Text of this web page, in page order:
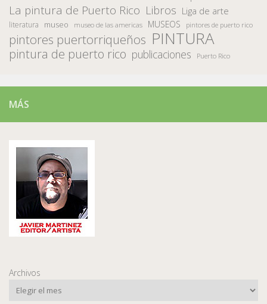
La pintura de Puerto Rico Libros Liga de arte
literatura museo museo de las americas MUSEOS pintores de puerto rico
pintores puertorriqueños PINTURA
pintura de puerto rico publicaciones Puerto Rico
MÁS
Archivos